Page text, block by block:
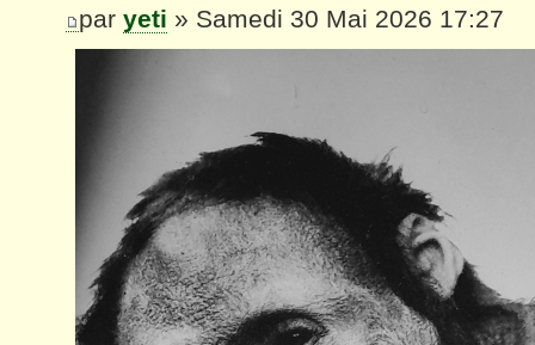
par yeti » Samedi 30 Mai 2026 17:27